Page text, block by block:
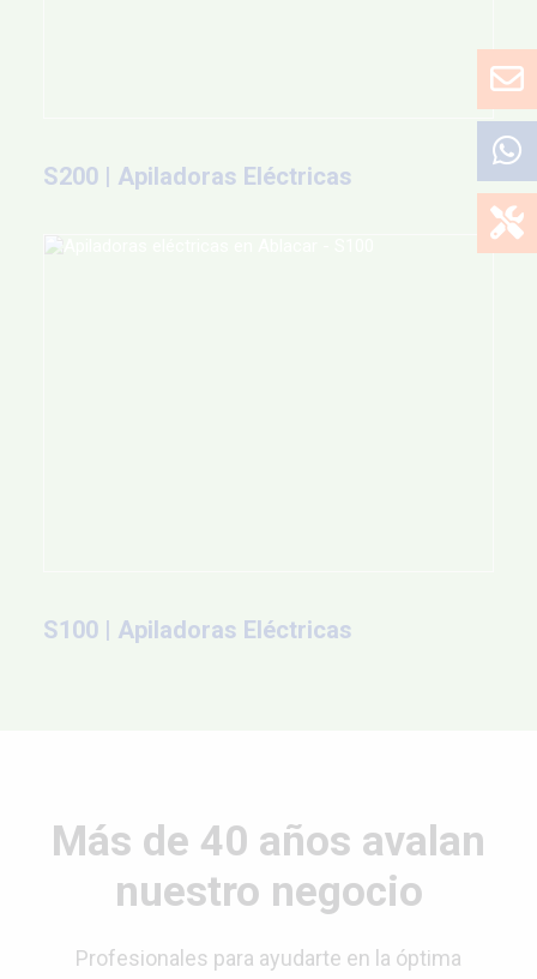
S200 | Apiladoras Eléctricas
S100 | Apiladoras Eléctricas
Más de 40 años avalan
nuestro negocio
Profesionales para ayudarte en la óptima